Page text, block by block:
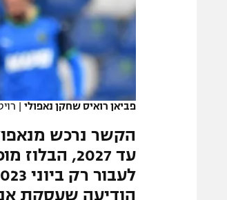
הצטרפות לחבילת הערוצים
לוח דרושים – ג'ובנט
פביאן רואיס שחקן נאפולי |
הודיעה שעסקת